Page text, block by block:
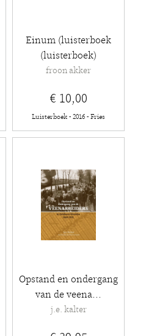
Einum (luisterboek
(luisterboek)
froon akker
€ 10,00
Luisterboek - 2016 - Fries
Opstand en ondergang
van de veena...
j.e. kalter